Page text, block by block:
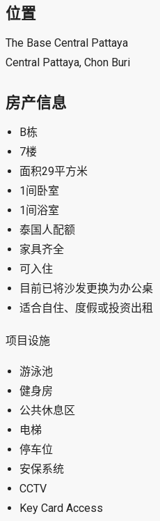
位置
The Base Central Pattaya
Central Pattaya, Chon Buri
房产信息
B栋
7楼
面积29平方米
1间卧室
1间浴室
泰国人配额
家具齐全
可入住
目前已将沙发更换为办公桌
适合自住、度假或投资出租
项目设施
游泳池
健身房
公共休息区
电梯
停车位
安保系统
CCTV
Key Card Access